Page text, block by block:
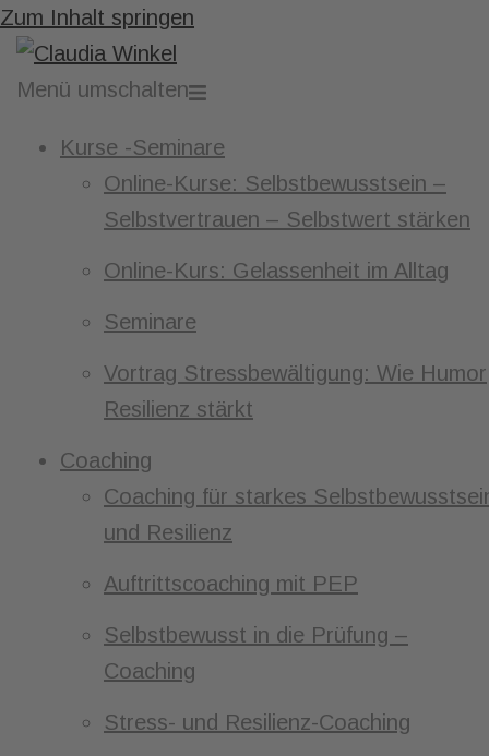
Zum Inhalt springen
Menü umschalten
Kurse -Seminare
Online-Kurse: Selbstbewusstsein –
Selbstvertrauen – Selbstwert stärken
Online-Kurs: Gelassenheit im Alltag
Seminare
Vortrag Stressbewältigung: Wie Humor
Resilienz stärkt
Coaching
Coaching für starkes
und Resilienz
Auftrittscoaching mit PEP
Selbstbewusst in die Prüfung –
Coaching
Stress- und Resilienz-Coaching